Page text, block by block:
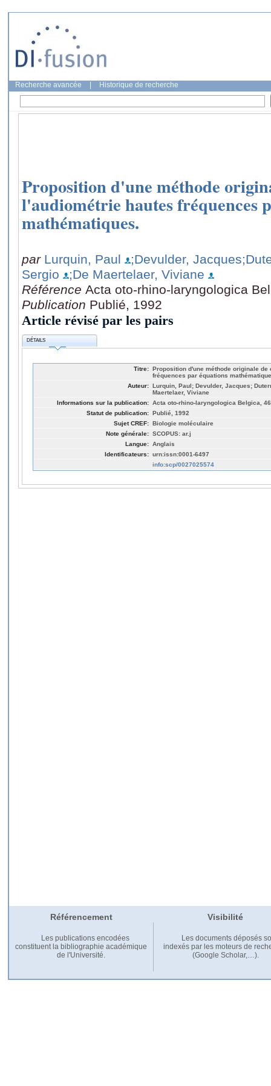
Recherche avancée Historique de recherche
Proposition d'une méthode
l'audiométrie hautes fréquences
mathématiques.
par Lurquin, Paul ;Devulder, Jacques
Sergio
;De Maertelaer, Viviane
Référence Acta oto-rhino-laryngologica
Publication Publié, 1992
Article révisé par les pairs
DÉTAILS
Titre: Proposition d'une méthode originale
fréquences par équations
Auteur: Lurquin, Paul; Devulder, Jacques;
Maertelaer, Viviane
Informations sur la publication: Acta oto-rhino-laryngologica Belgica,
Statut de publication: Publié, 1992
Sujet CREF: Biologie moléculaire
Note générale: SCOPUS: ar.j
Langue: Anglais
Identificateurs: urn:issn:0001-6497
info:scp/0027025574
Référencement Visibilité
Les publications encodées
constituent la bibliographie académique
de l'Université.
Les documents déposés
indexés par les moteurs de
(Google Scholar,…).